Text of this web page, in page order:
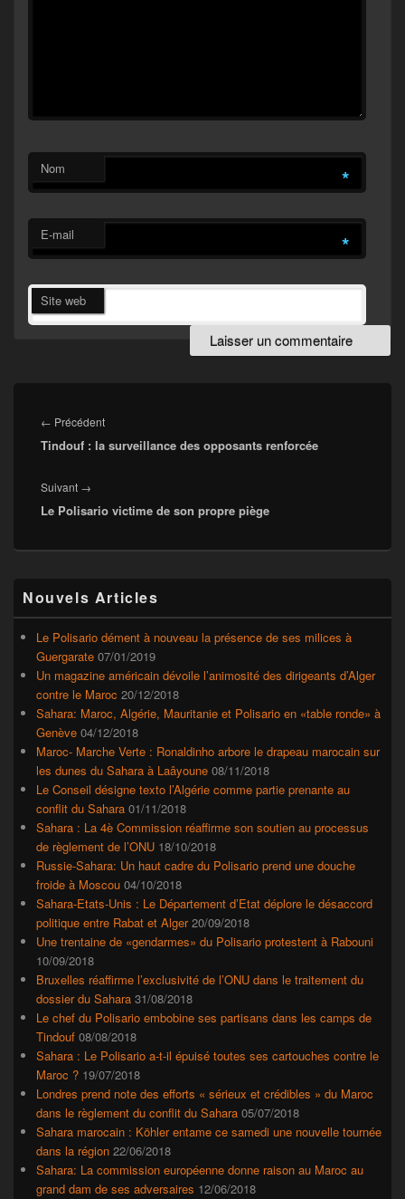
Nom *
E-mail *
Site web
de
l’article
← PrécédentArticle
précédent :
Tindouf : la surveillance des opposants renforcée
Suivant →
suivant :
Le Polisario victime de son propre piège
principale
de
widget
barre
latérale
Nouvels Articles
Le Polisario dément à nouveau la présence de ses milices à
Guergarate 07/01/2019
Un magazine américain dévoile l’animosité des dirigeants d’Alger
contre le Maroc 20/12/2018
Sahara: Maroc, Algérie, Mauritanie et Polisario en «table ronde» à
Genève 04/12/2018
Maroc- Marche Verte : Ronaldinho arbore le drapeau marocain sur
les dunes du Sahara à Laâyoune 08/11/2018
Le Conseil désigne texto l’Algérie comme partie prenante au
conflit du Sahara 01/11/2018
Sahara : La 4è Commission réaffirme son soutien au processus
de règlement de l’ONU 18/10/2018
Russie-Sahara: Un haut cadre du Polisario prend une douche
froide à Moscou 04/10/2018
Sahara-Etats-Unis : Le Département d’Etat déplore le désaccord
politique entre Rabat et Alger 20/09/2018
Une trentaine de «gendarmes» du Polisario protestent à Rabouni
10/09/2018
Bruxelles réaffirme l’exclusivité de l’ONU dans le traitement du
dossier du Sahara 31/08/2018
Le chef du Polisario embobine ses partisans dans les camps de
Tindouf 08/08/2018
Sahara : Le Polisario a-t-il épuisé toutes ses cartouches contre le
Maroc ? 19/07/2018
Londres prend note des efforts « sérieux et crédibles » du Maroc
dans le règlement du conflit du Sahara 05/07/2018
Sahara marocain : Köhler entame ce samedi une nouvelle tournée
dans la région 22/06/2018
Sahara: La commission européenne donne raison au Maroc au
grand dam de ses adversaires 12/06/2018